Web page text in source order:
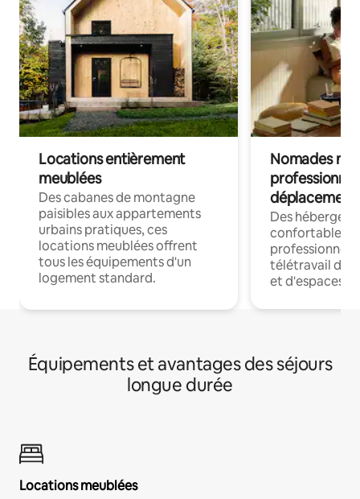
Locations entièrement
meublées
Des cabanes de montagne
paisibles aux appartements
urbains pratiques, ces
locations meublées offrent
tous les équipements d'un
logement standard.
Nomades
déplacement
Des
confortables
professionnels
télétravail
et d'espaces
Équipements et avantages des séjours
longue durée
Locations meublées